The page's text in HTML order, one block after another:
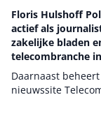
Floris Hulshoff
actief als
zakelijke bladen
telecombranche
Daarnaast
nieuwssite